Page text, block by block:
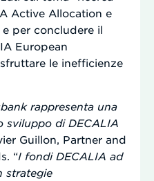
Active Allocation e
per concludere il
European
le inefficienze
rappresenta una
sviluppo di DECALIA
Guillon, Partner and
“I fondi DECALIA ad
strategie